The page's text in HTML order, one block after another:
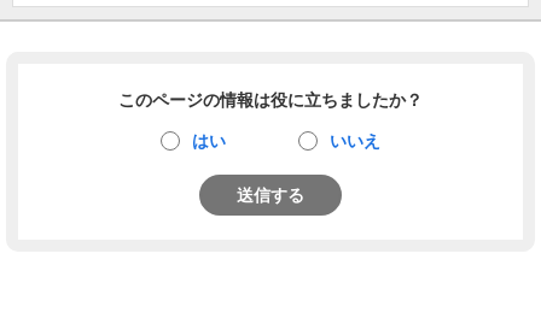
このページの情報は役に立ちましたか？
はい いいえ
送信する